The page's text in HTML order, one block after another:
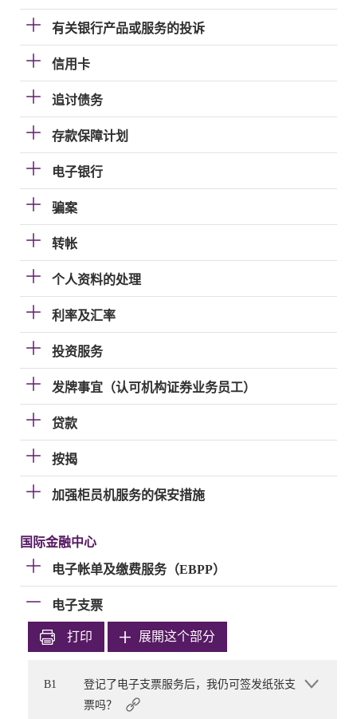
有关银行产品或服务的投诉
信用卡
追讨债务
存款保障计划
电子银行
骗案
转帐
个人资料的处理
利率及汇率
投资服务
发牌事宜（认可机构证券业务员工）
贷款
按揭
加强柜员机服务的保安措施
国际金融中心
电子帐单及缴费服务（EBPP）
电子支票
打印 展開这个部分
B1
登记了电子支票服务后，我仍可签发纸张支
票吗？